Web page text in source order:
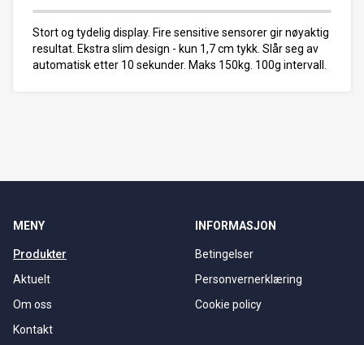
Stort og tydelig display. Fire sensitive sensorer gir nøyaktig
resultat. Ekstra slim design - kun 1,7 cm tykk. Slår seg av
automatisk etter 10 sekunder. Maks 150kg. 100g intervall.
MENY
Produkter
Aktuelt
Om oss
Kontakt
INFORMASJON
Betingelser
Personvernerklæring
Cookie policy